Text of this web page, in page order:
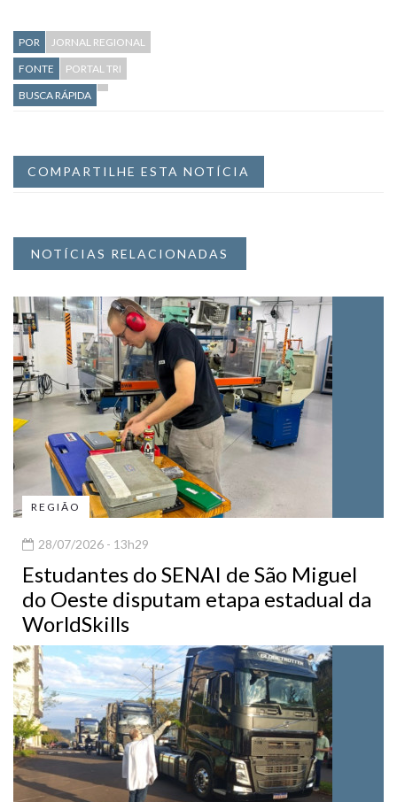
POR
JORNAL REGIONAL
FONTE
PORTAL TRI
BUSCA RÁPIDA
COMPARTILHE ESTA NOTÍCIA
NOTÍCIAS RELACIONADAS
REGIÃO
28/07/2026 - 13h29
Estudantes do SENAI de São Miguel
do Oeste disputam etapa estadual da
WorldSkills